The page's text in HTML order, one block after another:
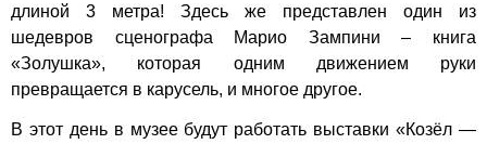
длиной 3 метра! Здесь же представлен один из
шедевров сценографа Марио Зампини – книга
«Золушка», которая одним движением руки
превращается в карусель, и многое другое.
В этот день в музее будут работать выставки «Козёл —